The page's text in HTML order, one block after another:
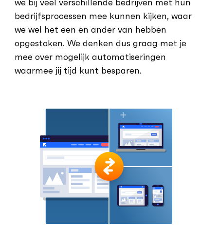
bedrijfsprocessen mee kunnen kijken, waar
we wel het een en ander van hebben
opgestoken. We denken dus graag met je
mee over mogelijk automatiseringen
waarmee jij tijd kunt besparen.